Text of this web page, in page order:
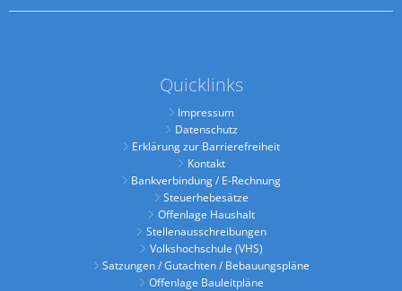
Quicklinks
Impressum
Datenschutz
Erklärung zur Barrierefreiheit
Kontakt
Bankverbindung / E-Rechnung
Steuerhebesätze
Offenlage Haushalt
Stellenausschreibungen
Volkshochschule (VHS)
Satzungen / Gutachten / Bebauungspläne
Offenlage Bauleitpläne